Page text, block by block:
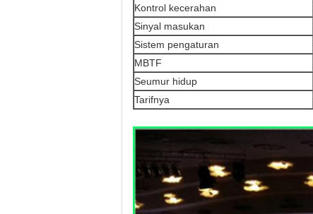
Kontrol kecerahan
Sinyal masukan
Sistem pengaturan
MBTF
Seumur hidup
Tarifnya